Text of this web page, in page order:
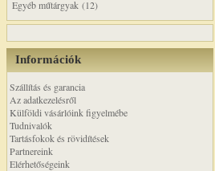
Egyéb műtárgyak (12)
Információk
Szállítás és garancia
Az adatkezelésről
Külföldi vásárlóink figyelmébe
Tudnivalók
Tartásfokok és rövidítések
Partnereink
Elérhetőségeink